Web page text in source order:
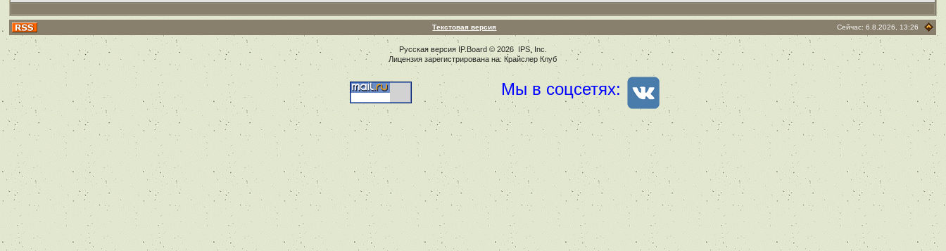
Текстовая версия Сейчас: 6.8.2026, 13:26
Русская версия IP.Board© 2026 IPS, Inc
Лицензия зарегистрирована на: Крайслер Клуб
Мы в соцсетях: